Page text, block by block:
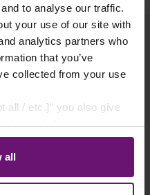
to analyse our traffic.
your use of our site with
analytics partners who
that you’ve
collected from your use
all / etc.]" you also give
of your behavior in our
(Ebbinghoff 10, 48624
cannot assign this data
it for its own
all